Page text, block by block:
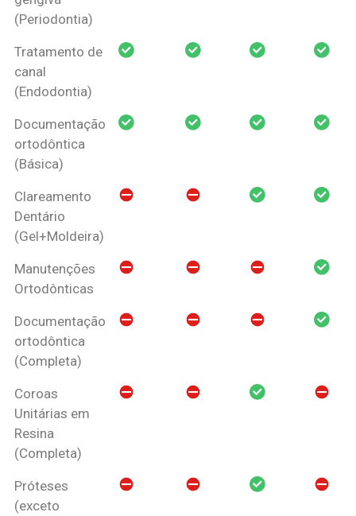
(Periodontia)
Tratamento de
canal
(Endodontia)
Documentação
ortodôntica
(Básica)
Clareamento
Dentário
(Gel+Moldeira)
Manutenções
Ortodônticas
Documentação
ortodôntica
(Completa)
Coroas
Unitárias em
Resina
(Completa)
Próteses
(exceto